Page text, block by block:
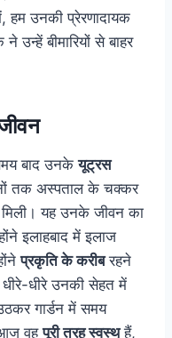
हम उनकी प्रेरणादायक
बीमारियों से बाहर
बाद उनकेयूट्रस
तक अस्पताल के चक्कर
मिली। यह उनके जीवन का
इलाहबाद में इलाज
प्रकृति के करीबरहने
धीरे उनकी सेहत में
गार्डन में समय
आज वहपूरी तरह स्वस्थहैं,